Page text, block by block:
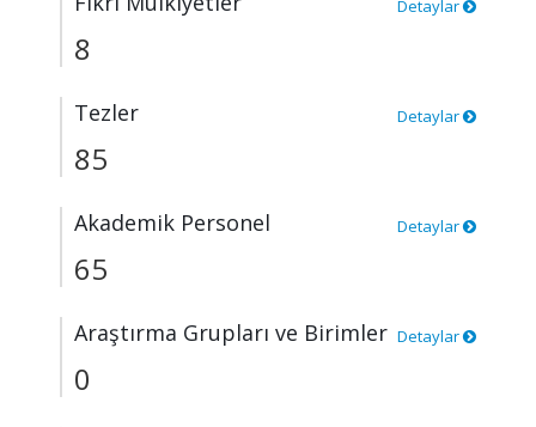
Detaylar
8
Tezler Detaylar
85
Akademik Personel Detaylar
65
Araştırma Grupları ve Birimler Detaylar
0